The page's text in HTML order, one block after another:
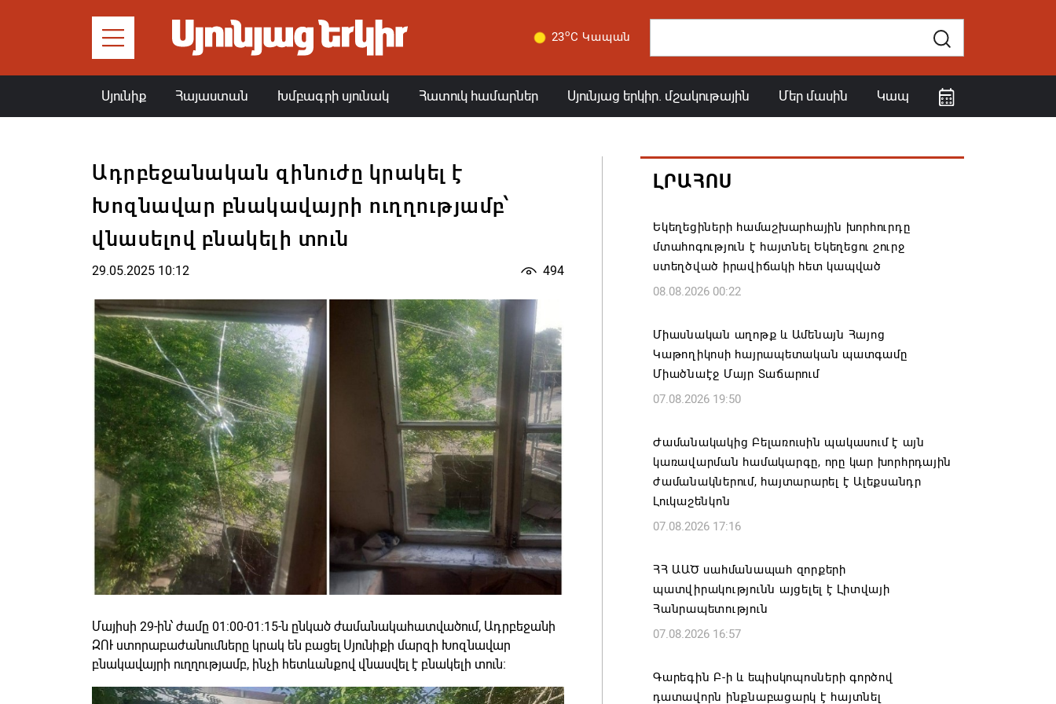
23oC Կապան
Սյունիք Հայաստան Խմբագրի սյունակ Հատուկ համարներ Սյունյաց երկիր. մշակութային Մեր մասին Կապ
Ադրբեջանական զինուժը կրակել է
Խոզնավար բնակավայրի ուղղությամբ՝
վնասելով բնակելի տուն
29.05.2025 10:12 494
Մայիսի 29-ին՝ ժամը 01:00-01:15-ն ընկած ժամանակահատվածում, Ադրբեջանի
ԶՈՒ ստորաբաժանումները կրակ են բացել Սյունիքի մարզի Խոզնավար
բնակավայրի ուղղությամբ, ինչի հետևանքով վնասվել է բնակելի տուն։
ԼՐԱՀՈՍ
Եկեղեցիների համաշխարհային խորհուրդը
մտահոգություն է հայտնել Եկեղեցու շուրջ
ստեղծված իրավիճակի հետ կապված
08.08.2026 00:22
Միասնական աղոթք և Ամենայն Հայոց
Կաթողիկոսի հայրապետական պատգամը
Միածնաէջ Մայր Տաճարում
07.08.2026 19:50
Ժամանակակից Բելառուսին պակասում է այն
կառավարման համակարգը, որը կար խորհրդային
ժամանակներում, հայտարարել է Ալեքսանդր
Լուկաշենկոն
07.08.2026 17:16
ՀՀ ԱԱԾ սահմանապահ զորքերի
պատվիրակությունն այցելել է Լիտվայի
Հանրապետություն
07.08.2026 16:57
Գարեգին Բ-ի և եպիսկոպոսների գործով
դատավորն ինքնաբացարկ է հայտնել